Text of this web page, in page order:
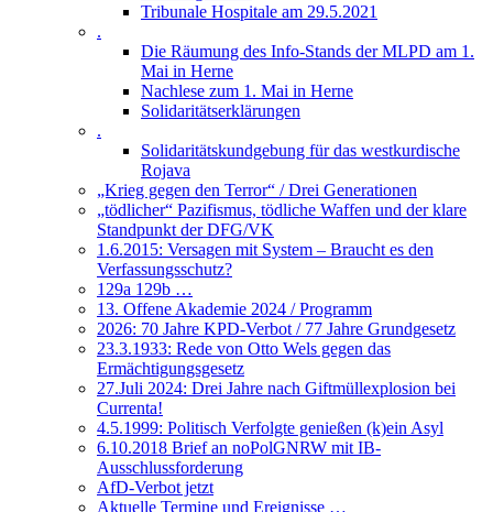
Tribunale Hospitale am 29.5.2021
.
Die Räumung des Info-Stands der MLPD am 1.
Mai in Herne
Nachlese zum 1. Mai in Herne
Solidaritätserklärungen
.
Solidaritätskundgebung für das westkurdische
Rojava
„Krieg gegen den Terror“ / Drei Generationen
„tödlicher“ Pazifismus, tödliche Waffen und der klare
Standpunkt der DFG/VK
1.6.2015: Versagen mit System – Braucht es den
Verfassungsschutz?
129a 129b …
13. Offene Akademie 2024 / Programm
2026: 70 Jahre KPD-Verbot / 77 Jahre Grundgesetz
23.3.1933: Rede von Otto Wels gegen das
Ermächtigungsgesetz
27.Juli 2024: Drei Jahre nach Giftmüllexplosion bei
Currenta!
4.5.1999: Politisch Verfolgte genießen (k)ein Asyl
6.10.2018 Brief an noPolGNRW mit IB-
Ausschlussforderung
AfD-Verbot jetzt
Aktuelle Termine und Ereignisse …